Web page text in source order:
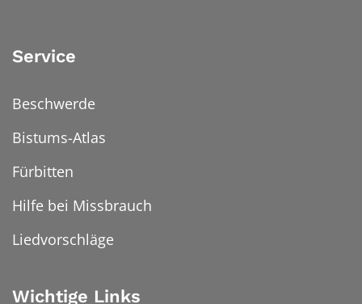
Service
Beschwerde
Bistums-Atlas
Fürbitten
Hilfe bei Missbrauch
Liedvorschläge
Wichtige Links